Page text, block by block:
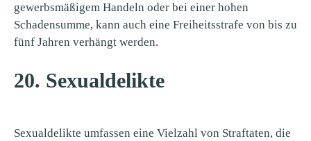
gewerbsmäßigem Handeln oder bei einer hohen
Schadensumme, kann auch eine Freiheitsstrafe von bis zu
fünf Jahren verhängt werden.
20. Sexualdelikte
Sexualdelikte umfassen eine Vielzahl von Straftaten, die